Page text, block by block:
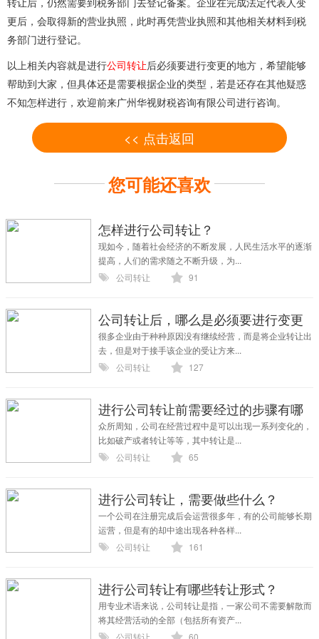
转让后，仍然需要到税务部门去登记备案。企业在完成法定代表人变
更后，会取得新的营业执照，此时再凭营业执照和其他相关材料到税
务部门进行登记。
以上相关内容就是进行公司转让后必须要进行变更的地方，希望能够
帮助到大家，但具体还是需要根据企业的类型，若是还存在其他疑惑
不知怎样进行，欢迎前来广州华视财税咨询有限公司进行咨询。
<< 点击返回
您可能还喜欢
怎样进行公司转让？
现如今，随着社会经济的不断发展，人民生活水平的逐渐
提高，人们的需求随之不断升级，为...
公司转让
91
公司转让后，哪么是必须要进行变更
的呢
很多企业由于种种原因没有继续经营，而是将企业转让出
去，但是对于接手该企业的受让方来...
公司转让
127
进行公司转让前需要经过的步骤有哪
些？
众所周知，公司在经营过程中是可以出现一系列变化的，
比如破产或者转让等等，其中转让是...
公司转让
65
进行公司转让，需要做些什么？
一个公司在注册完成后会运营很多年，有的公司能够长期
运营，但是有的却中途出现各种各样...
公司转让
161
进行公司转让有哪些转让形式？
用专业术语来说，公司转让是指，一家公司不需要解散而
将其经营活动的全部（包括所有资产...
公司转让
60